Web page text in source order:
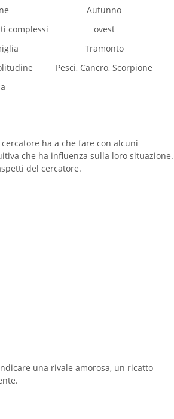
Autunno
complessi
ovest
Tramonto
Pesci, Cancro, Scorpione
ha a che fare con alcuni
che ha influenza sulla loro situazione.
del cercatore.
una rivale amorosa, un ricatto